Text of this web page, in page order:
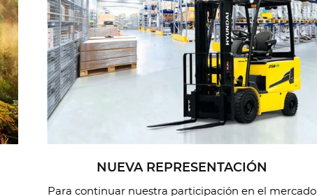
NUEVA REPRESENTACIÓN
Para continuar nuestra participación en el mercado